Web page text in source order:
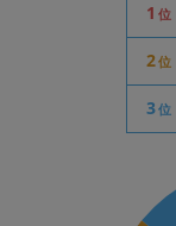
1 位
2位
3位